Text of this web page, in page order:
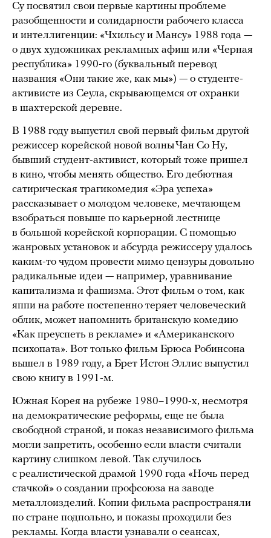
Су посвятил свои первые картины проблеме
разобщенности и солидарности рабочего класса
и интеллигенции: «Чхильсу и Мансу» 1988 года —
о двух художниках рекламных афиш или «Черная
республика» 1990-го (буквальный перевод
названия «Они такие же, как мы») — о студенте-
активисте из Сеула, скрывающемся от охранки
в шахтерской деревне.
В 1988 году выпустил свой первый фильм другой
режиссер корейской новой волны Чан Со Ну,
бывший студент-активист, который тоже пришел
в кино, чтобы менять общество. Его дебютная
сатирическая трагикомедия «Эра успеха»
рассказывает о молодом человеке, мечтающем
взобраться повыше по карьерной лестнице
в большой корейской корпорации. С помощью
жанровых установок и абсурда режиссеру удалось
каким-то чудом провести мимо цензуры довольно
радикальные идеи — например, уравнивание
капитализма и фашизма. Этот фильм о том, как
яппи на работе постепенно теряет человеческий
облик, может напомнить британскую комедию
«Как преуспеть в рекламе» и «Американского
психопата». Вот только фильм Брюса Робинсона
вышел в 1989 году, а Брет Истон Эллис выпустил
свою книгу в 1991-м.
Южная Корея на рубеже 1980–1990-х, несмотря
на демократические реформы, еще не была
свободной страной, и показ независимого фильма
могли запретить, особенно если власти считали
картину слишком левой. Так случилось
с реалистической драмой 1990 года «Ночь перед
стачкой» о создании профсоюза на заводе
металлоизделий. Копии фильма распространяли
по стране подпольно, и показы проходили без
рекламы. Когда власти узнавали о сеансах,